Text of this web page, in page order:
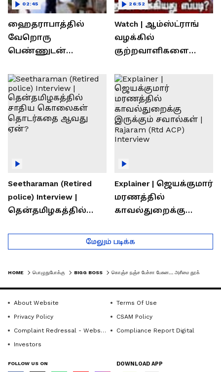
ஹைதராபாத்தில்
வேறொரு
பெண்ணுடன்
தலைவரை மடக்கி
பிடித்த மனைவி
02:45
Watch | ஆம்ஸ்ட்ராங்
வழக்கில்
குற்றவாளிகளை
காவல்துறை? / Rajaram
Rtd ACP Interview
26:52
Seetharaman (Retired
police) Interview |
தென்தமிழகத்தில்
தொடர்கதை ஆவது
ஏன்?
Explainer | ஜெயக்குமார்
மரணத்தில்
காவல்துறைக்கு
Rajaram (Rtd ACP)
Interview
மேலும் படிக்க
HOME பொழுதுபோக்கு BIGG BOSS
About Website
Terms Of Use
Privacy Policy
CSAM Policy
Complaint Redressal - Website
Compliance Report Digital
Investors
FOLLOW US ON DOWNLOAD APP